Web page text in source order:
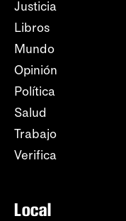
Justicia
Libros
Mundo
Opinión
Política
Salud
Trabajo
Verifica
Local